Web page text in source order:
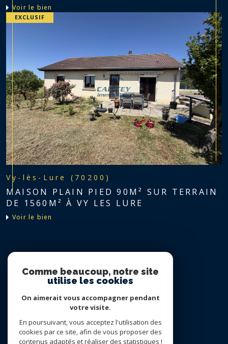
voir le bien
EXCLUSIF
Vy-lès-Lure (70200)
MAISON PLAIN PIED 90M² SUR TERRAIN
DE 1560M² À VY LES LURE
voir le bien
Comme beaucoup, notre site
utilise les cookies
On aimerait vous accompagner pendant
votre visite.
En poursuivant, vous acceptez l'utilisation des
cookies par ce site, afin de vous proposer des
contenus adaptés et réaliser des statistiques !